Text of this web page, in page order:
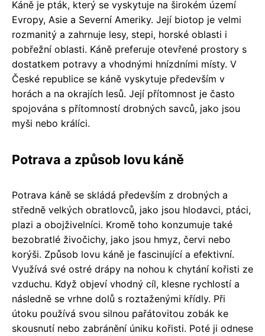
Káně je pták, který se vyskytuje na širokém území
Evropy, Asie a Severní Ameriky. Její biotop je velmi
rozmanitý a zahrnuje lesy, stepi, horské oblasti i
pobřežní oblasti. Káně preferuje otevřené prostory s
dostatkem potravy a vhodnými hnízdními místy. V
České republice se káně vyskytuje především v
horách a na okrajích lesů. Její přítomnost je často
spojována s přítomností drobných savců, jako jsou
myši nebo králíci.
Potrava a způsob lovu káně
Potrava káně se skládá především z drobných a
středně velkých obratlovců, jako jsou hlodavci, ptáci,
plazi a obojživelníci. Kromě toho konzumuje také
bezobratlé živočichy, jako jsou hmyz, červi nebo
korýši. Způsob lovu káně je fascinující a efektivní.
Využívá své ostré drápy na nohou k chytání kořisti ze
vzduchu. Když objeví vhodný cíl, klesne rychlostí a
následně se vrhne dolů s roztaženými křídly. Při
útoku používá svou silnou pařátovitou zobák ke
skousnutí nebo zabránění úniku kořisti. Poté ji odnese